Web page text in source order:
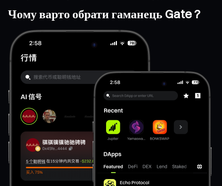
Чому варто обрати гаманець Gate ?